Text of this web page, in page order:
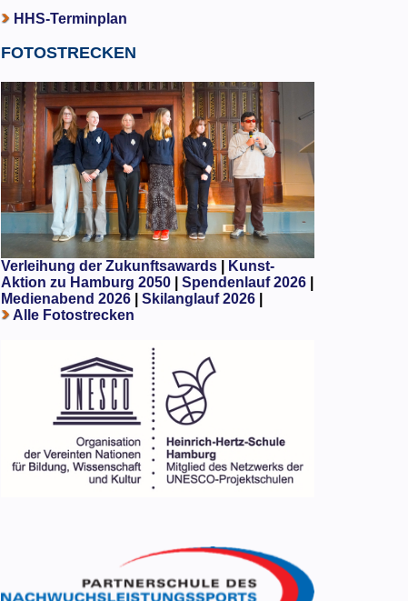
HHS-Terminplan
FOTOSTRECKEN
Verleihung der Zukunftsawards|
Kunst-
Aktion zu Hamburg 2050
Spendenlauf 2026|
Medienabend 2026| Skilanglauf 2026|
Alle Fotostrecken